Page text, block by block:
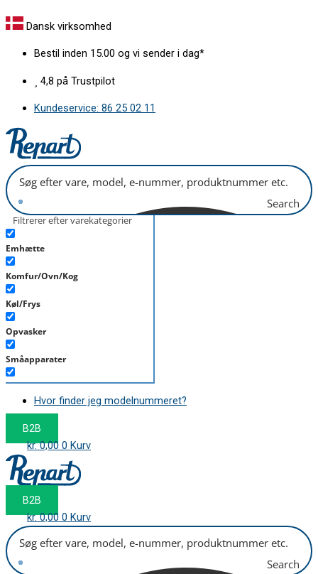
til
Dansk virksomhed
Bestil inden 15.00 og vi sender i dag*
4,8 på Trustpilot
Kundeservice: 86 25 02 11
Search
Filtrerer efter varekategorier
Emhætte
Komfur/Ovn/Kog
Køl/Frys
Opvasker
Småapparater
Støvsuger
Tørretumbler
Tilbehør/Plejemidler
Vaskemaskine
Hvor finder jeg modelnummeret?
B2B
kr.0,00 0 Kurv
B2B
kr.0,00 0 Kurv
Search
Gram
fjedermekanisme